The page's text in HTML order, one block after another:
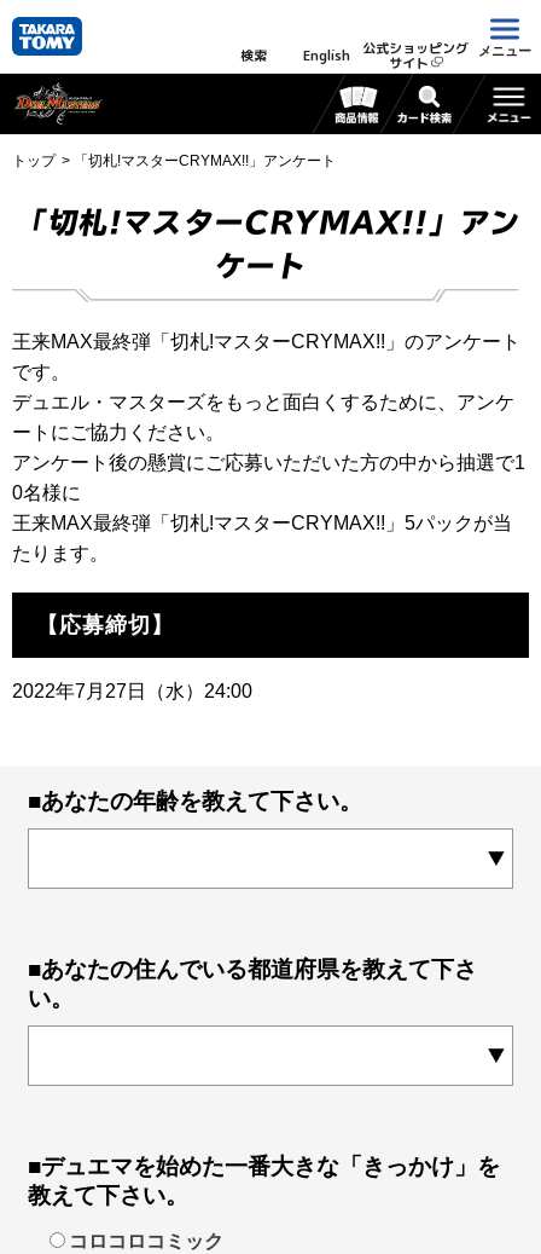
検索 English 公式ショッピング
サイト
メニュー
トップ 「切札!マスターCRYMAX!!」アンケート
「切札!マスターCRYMAX!!」アン
ケート
王来MAX最終弾「切札!マスターCRYMAX!!」のアンケート
です。
デュエル・マスターズをもっと面白くするために、アンケ
ートにご協力ください。
アンケート後の懸賞にご応募いただいた方の中から抽選で1
0名様に
王来MAX最終弾「切札!マスターCRYMAX!!」5パックが当
たります。
【応募締切】
2022年7月27日（水）24:00
■あなたの年齢を教えて下さい。
■あなたの住んでいる都道府県を教えて下さ
い。
■デュエマを始めた一番大きな「きっかけ」を
教えて下さい。
コロコロコミック